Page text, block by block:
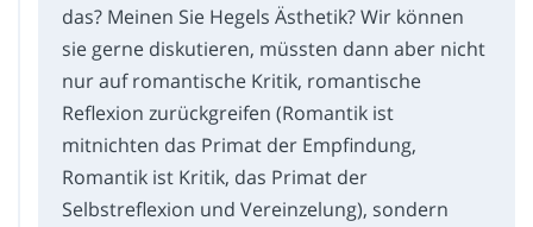
das? Meinen Sie Hegels Ästhetik? Wir können
sie gerne diskutieren, müssten dann aber nicht
nur auf romantische Kritik, romantische
Reflexion zurückgreifen (Romantik ist
mitnichten das Primat der Empfindung,
Romantik ist Kritik, das Primat der
Selbstreflexion und Vereinzelung), sondern